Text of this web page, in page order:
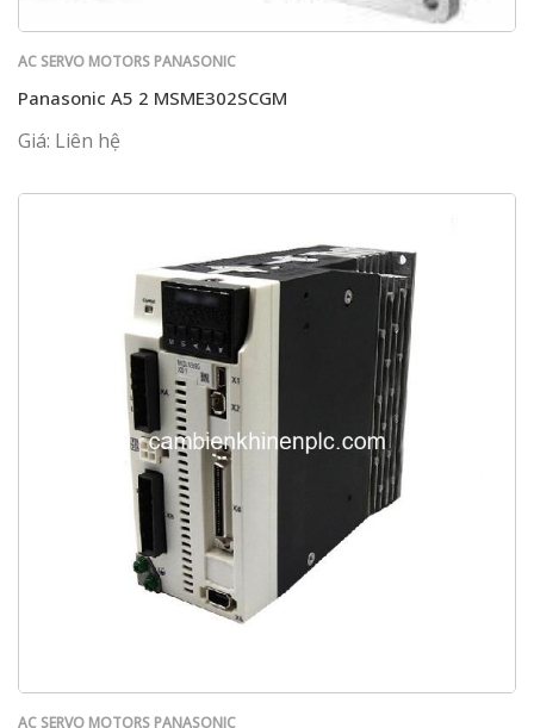
AC SERVO MOTORS PANASONIC
Panasonic A5 2 MSME302SCGM
Giá: Liên hệ
AC SERVO MOTORS PANASONIC